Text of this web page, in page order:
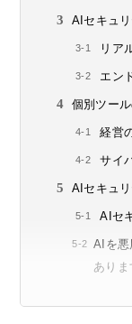
AIセキュ
リア
エン
個別ツー
経営
サイ
AIセキュ
AIセ
AIを悪
ありま